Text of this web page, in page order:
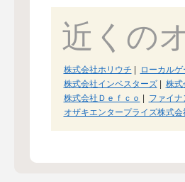
近くの
株式会社ホリウチ ローカル
株式会社インベスターズ| 株式
株式会社Ｄｅｆｃｏ
ファイ
オザキエンタープライズ株式会